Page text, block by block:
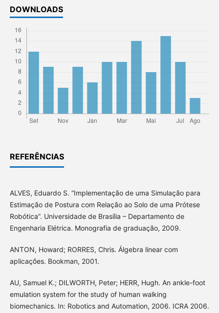
DOWNLOADS
REFERÊNCIAS
ALVES, Eduardo S. “Implementação de uma Simulação para
Estimação de Postura com Relação ao Solo de uma Prótese
Robótica”. Universidade de Brasília – Departamento de
Engenharia Elétrica. Monografia de graduação, 2009.
ANTON, Howard; RORRES, Chris. Álgebra linear com
aplicações. Bookman, 2001.
AU, Samuel K.; DILWORTH, Peter; HERR, Hugh. An ankle-foot
emulation system for the study of human walking
biomechanics. In: Robotics and Automation, 2006. ICRA 2006.